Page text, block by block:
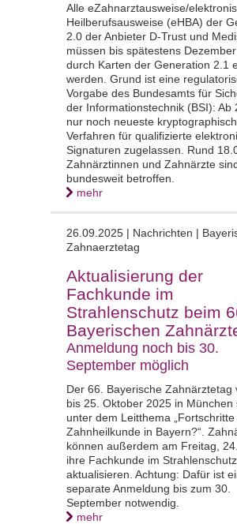
Alle eZahnarztausweise/
Heilberufsausweise (eHBA) der
2.0 der Anbieter D-Trust und
müssen bis spätestens
durch Karten der Generation 2.1
werden. Grund ist eine
Vorgabe des Bundesamts für
der Informationstechnik (BSI): Ab
nur noch neueste
Verfahren für qualifizierte
Signaturen zugelassen. Rund
Zahnärztinnen und Zahnärzte
bundesweit betroffen.
mehr
26.09.2025 | Nachrichten |
Zahnaerztetag
Aktualisierung der
Fachkunde im
Strahlenschutz beim
Bayerischen
Anmeldung noch bis 30.
September möglich
Der 66. Bayerische Zahnärztetag
bis 25. Oktober 2025 in München
unter dem Leitthema
Zahnheilkunde in Bayern?“.
können außerdem am Freitag,
ihre Fachkunde im Strahlenschutz
aktualisieren. Achtung: Dafür ist
separate Anmeldung bis zum 30.
September notwendig.
mehr